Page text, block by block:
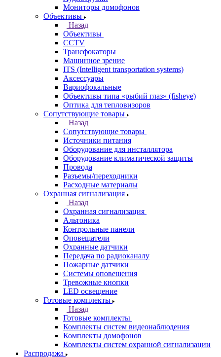
Мониторы домофонов
Объективы
Назад
Объективы
CCTV
Трансфокаторы
Машинное зрение
ITS (Intelligent transportation systems)
Аксессуары
Вариофокальные
Объективы типа «рыбий глаз» (fisheye)
Оптика для тепловизоров
Сопутствующие товары
Назад
Сопутствующие товары
Источники питания
Оборудование для инсталлятора
Оборудование климатической защиты
Провода
Разъемы/переходники
Расходные материалы
Охранная сигнализация
Назад
Охранная сигнализация
Альтоника
Контрольные панели
Оповещатели
Охранные датчики
Передача по радиоканалу
Пожарные датчики
Системы оповещения
Тревожные кнопки
LED освещение
Готовые комплекты
Назад
Готовые комплекты
Комплекты систем видеонаблюдения
Комплекты домофонов
Комплекты систем охранной сигнализации
Распродажа